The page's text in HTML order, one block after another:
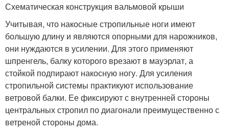
Схематическая конструкция вальмовой крыши
Учитывая, что накосные стропильные ноги имеют
большую длину и являются опорными для нарожников,
они нуждаются в усилении. Для этого применяют
шпренгель, балку которого врезают в мауэрлат, а
стойкой подпирают накосную ногу. Для усиления
стропильной системы практикуют использование
ветровой балки. Ее фиксируют с внутренней стороны
центральных стропил по диагонали преимущественно с
ветреной стороны дома.